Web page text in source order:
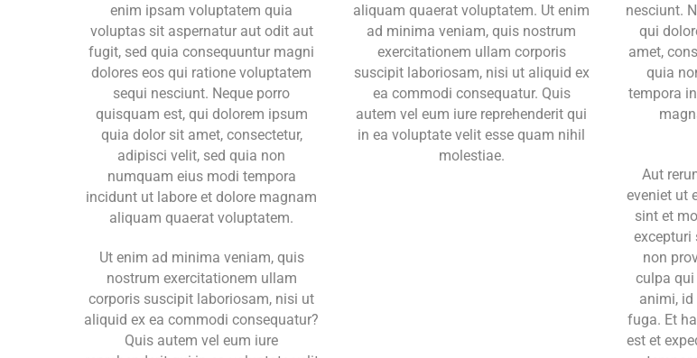
enim ipsam voluptatem quia
voluptas sit aspernatur aut odit aut
fugit, sed quia consequuntur magni
dolores eos qui ratione voluptatem
sequi nesciunt. Neque porro
quisquam est, qui dolorem ipsum
quia dolor sit amet, consectetur,
adipisci velit, sed quia non
numquam eius modi tempora
incidunt ut labore et dolore magnam
aliquam quaerat voluptatem.
Ut enim ad minima veniam, quis
nostrum exercitationem ullam
corporis suscipit laboriosam, nisi ut
aliquid ex ea commodi consequatur?
Quis autem vel eum iure
aliquam quaerat voluptatem. Ut enim
ad minima veniam, quis nostrum
exercitationem ullam corporis
suscipit laboriosam, nisi ut aliquid ex
ea commodi consequatur. Quis
autem vel eum iure reprehenderit qui
in ea voluptate velit esse quam nihil
molestiae.
nesciunt.
qui
amet,
quia
tempora
Aut
eveniet ut
sint et
excepturi
non
culpa
animi,
fuga. Et
est et